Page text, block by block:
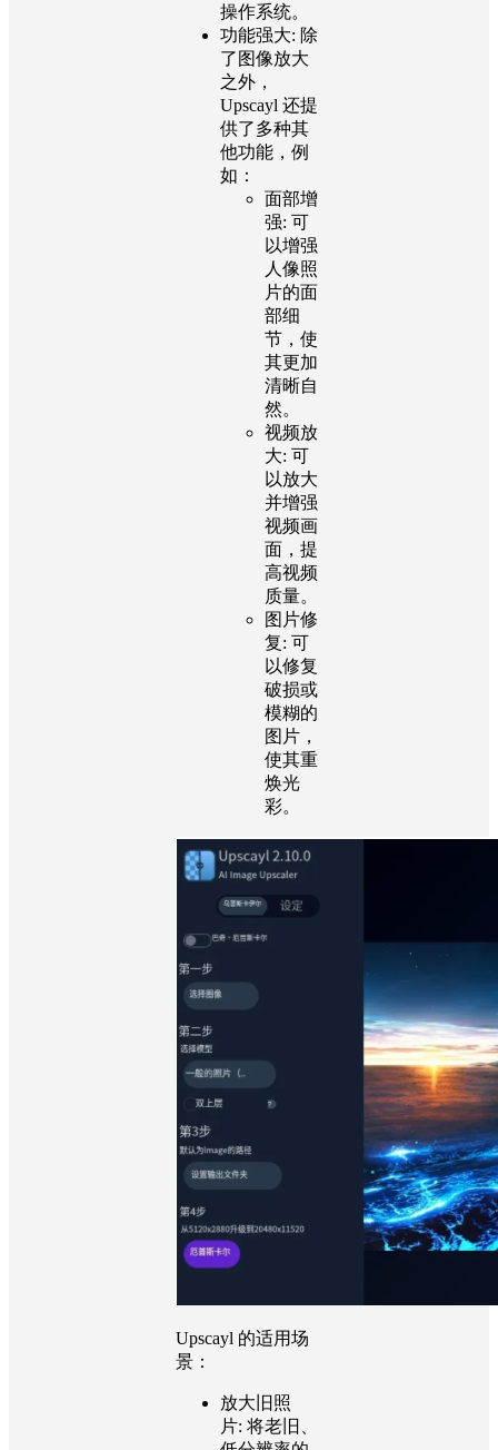
操作系统。
功能强大: 除
了图像放大
之外，
Upscayl 还提
供了多种其
他功能，例
如：
面部增
强: 可
以增强
人像照
片的面
部细
节，使
其更加
清晰自
然。
视频放
大: 可
以放大
并增强
视频画
面，提
高视频
质量。
图片修
复: 可
以修复
破损或
模糊的
图片，
使其重
焕光
彩。
Upscayl 的适用场
景：
放大旧照
片: 将老旧、